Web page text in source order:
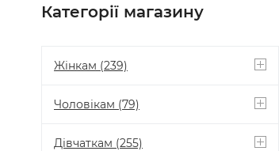
Категорії магазину
Жінкам (239)
Чоловікам (79)
Дівчаткам (255)